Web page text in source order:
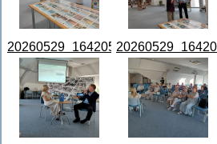
20260529_164205.jpg